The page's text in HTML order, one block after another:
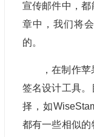
宣传邮件中，
章中，我们将
的。
，在制作
签名设计工具
择，如
都有一些相似